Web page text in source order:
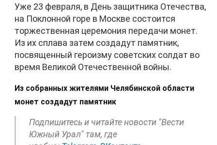
Уже 23 февраля, в День защитника Отечества,
на Поклонной горе в Москве состоится
торжественная церемония передачи монет.
Из их сплава затем создадут памятник,
посвященный героизму советских солдат во
время Великой Отечественной войны.
Из собранных жителями Челябинской области
монет создадут памятник
Подпишитесь и читайте новости "Вести
Южный Урал" там, где